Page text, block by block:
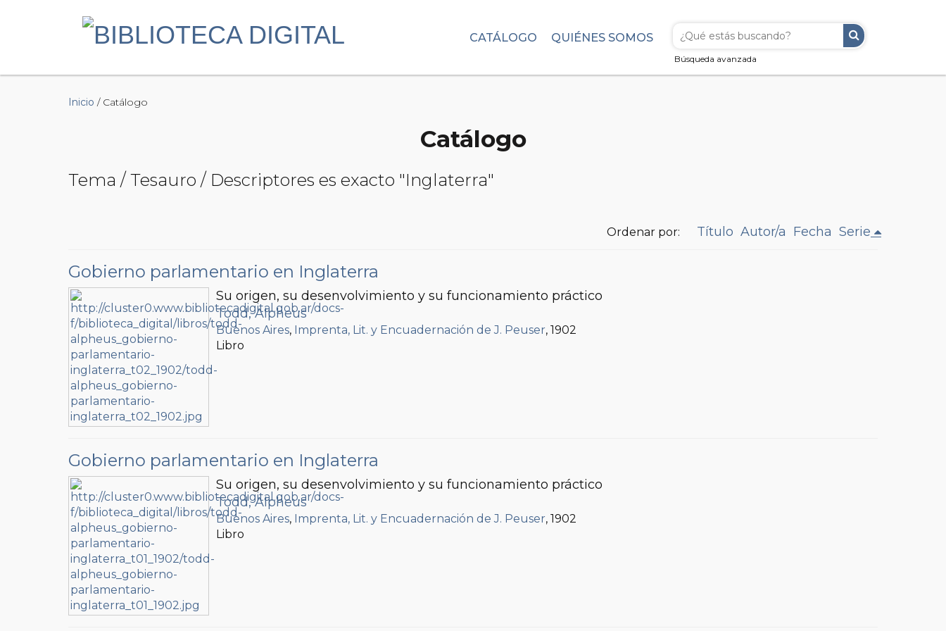
Búsqueda avanzada
CATÁLOGO QUIÉNES SOMOS
Inicio / Catálogo
Catálogo
Tema / Tesauro / Descriptores es exacto "Inglaterra"
Ordenar por: Título Autor/a Fecha Serie
Gobierno parlamentario en Inglaterra
Su origen, su desenvolvimiento y su funcionamiento práctico
Todd, Alpheus
Buenos Aires, Imprenta, Lit. y Encuadernación de J. Peuser, 1902
Libro
Gobierno parlamentario en Inglaterra
Su origen, su desenvolvimiento y su funcionamiento práctico
Todd, Alpheus
Buenos Aires, Imprenta, Lit. y Encuadernación de J. Peuser, 1902
Libro